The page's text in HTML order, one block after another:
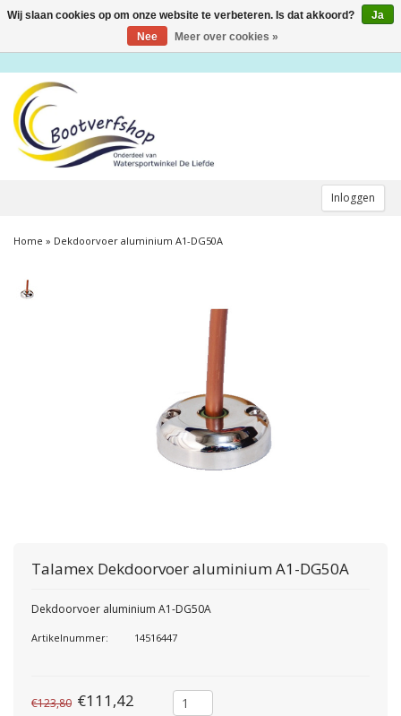
Inloggen
Toggle
Home » Dekdoorvoer aluminium A1-DG50A
Talamex Dekdoorvoer aluminium A1-DG50A
Dekdoorvoer aluminium A1-DG50A
Artikelnummer: 14516447
€123,80 €111,42
Wij slaan cookies op om onze website te verbeteren. Is dat akkoord?
Ja
Nee
Meer over cookies »